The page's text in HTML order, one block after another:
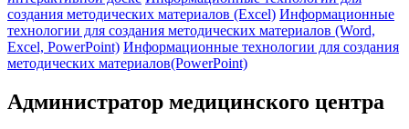
создания методических материалов (Excel) Информационные
технологии для создания методических материалов (Word,
Excel, PowerPoint) Информационные технологии для создания
методических материалов(PowerPoint)
Администратор медицинского центра